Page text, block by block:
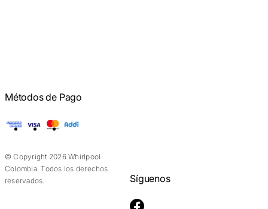
Métodos de Pago
American Express
Visa Mastercard
© Copyright 2026 Whirlpool
Colombia. Todos los derechos
reservados.
Síguenos